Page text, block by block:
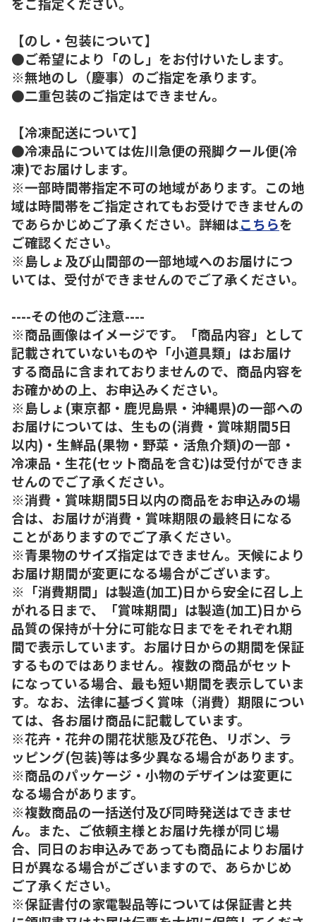
【のし・包装について】
●ご希望により「のし」をお付けいたします。
※無地のし（慶事）のご指定を承ります。
●二重包装のご指定はできません。
【冷凍配送について】
●冷凍品については佐川急便の飛脚クール便(冷
凍)でお届けします。
※一部時間帯指定不可の地域があります。この地
域は時間帯をご指定されてもお受けできませんの
であらかじめご了承ください。詳細はこちらを
ご確認ください。
※島しょ及び山間部の一部地域へのお届けにつ
いては、受付ができませんのでご了承ください。
----その他のご注意----
※商品画像はイメージです。「商品内容」として
記載されていないものや「小道具類」はお届け
する商品に含まれておりませんので、商品内容を
お確かめの上、お申込みください。
※島しょ(東京都・鹿児島県・沖縄県)の一部への
お届けについては、生もの(消費・賞味期間5日
以内)・生鮮品(果物・野菜・活魚介類)の一部・
冷凍品・生花(セット商品を含む)は受付ができま
せんのでご了承ください。
※消費・賞味期間5日以内の商品をお申込みの場
合は、お届けが消費・賞味期限の最終日になる
ことがありますのでご了承ください。
※青果物のサイズ指定はできません。天候により
お届け期間が変更になる場合がございます。
※「消費期間」は製造(加工)日から安全に召し上
がれる日まで、「賞味期間」は製造(加工)日から
品質の保持が十分に可能な日までをそれぞれ期
間で表示しています。お届け日からの期間を保証
するものではありません。複数の商品がセット
になっている場合、最も短い期間を表示していま
す。なお、法律に基づく賞味（消費）期限につい
ては、各お届け商品に記載しています。
※花卉・花弁の開花状態及び花色、リボン、ラ
ッピング(包装)等は多少異なる場合があります。
※商品のパッケージ・小物のデザインは変更に
なる場合があります。
※複数商品の一括送付及び同時発送はできませ
ん。また、ご依頼主様とお届け先様が同じ場
合、同日のお申込みであっても商品によりお届け
日が異なる場合がございますので、あらかじめ
ご了承ください。
※保証書付の家電製品等については保証書と共